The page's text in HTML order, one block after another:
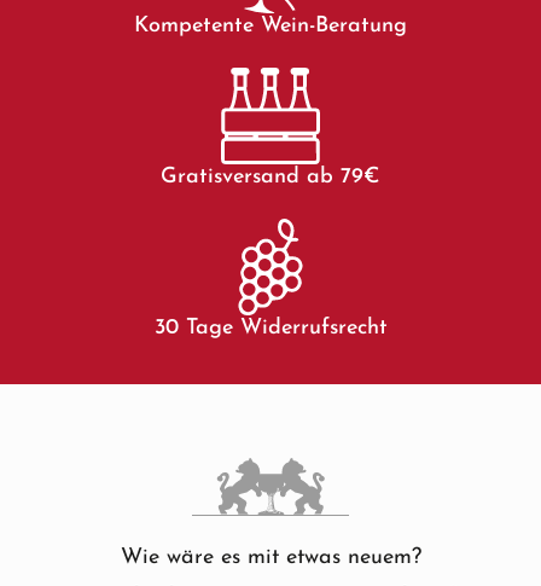
Kompetente Wein-Beratung
Gratisversand ab 79€
30 Tage Widerrufsrecht
Wie wäre es mit etwas neuem?